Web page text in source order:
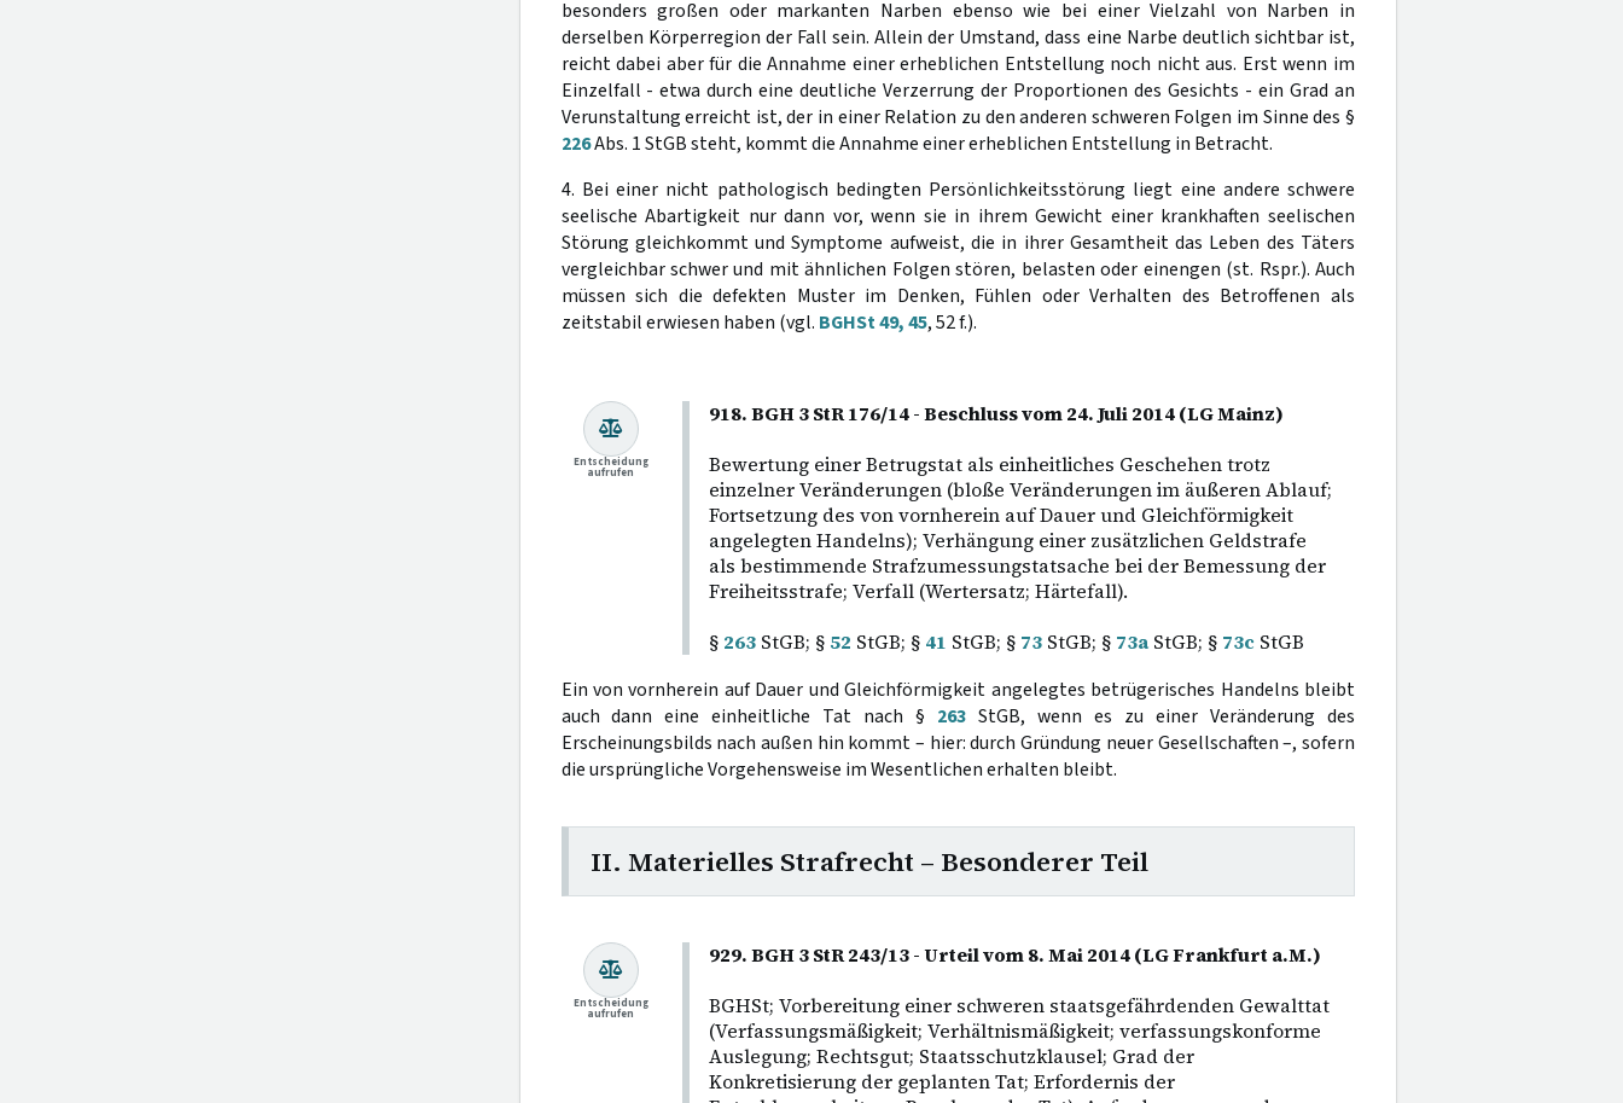
besonders großen oder markanten Narben ebenso wie bei einer Vielzahl von Narben in
derselben Körperregion der Fall sein. Allein der Umstand, dass eine Narbe deutlich sichtbar ist,
reicht dabei aber für die Annahme einer erheblichen Entstellung noch nicht aus. Erst wenn im
Einzelfall - etwa durch eine deutliche Verzerrung der Proportionen des Gesichts - ein Grad an
Verunstaltung erreicht ist, der in einer Relation zu den anderen schweren Folgen im Sinne des §
226Abs. 1 StGB steht, kommt die Annahme einer erheblichen Entstellung in Betracht.
4. Bei einer nicht pathologisch bedingten Persönlichkeitsstörung liegt eine andere schwere
seelische Abartigkeit nur dann vor, wenn sie in ihrem Gewicht einer krankhaften seelischen
Störung gleichkommt und Symptome aufweist, die in ihrer Gesamtheit das Leben des Täters
vergleichbar schwer und mit ähnlichen Folgen stören, belasten oder einengen (st. Rspr.). Auch
müssen sich die defekten Muster im Denken, Fühlen oder Verhalten des Betroffenen als
zeitstabil erwiesen haben (vgl. BGHSt 49, 45, 52 f.).
918. BGH 3 StR 176/14 - Beschluss vom 24. Juli 2014 (LG Mainz)
Bewertung einer Betrugstat als einheitliches Geschehen trotz
einzelner Veränderungen (bloße Veränderungen im äußeren Ablauf;
Fortsetzung des von vornherein auf Dauer und Gleichförmigkeit
angelegten Handelns); Verhängung einer zusätzlichen Geldstrafe
als bestimmende Strafzumessungstatsache bei der Bemessung der
Freiheitsstrafe; Verfall (Wertersatz; Härtefall).
§ 263StGB; § 52 StGB; § 41 StGB; § 73StGB; § 73aStGB; § 73cStGB
Entscheidung
aufrufen
Ein von vornherein auf Dauer und Gleichförmigkeit angelegtes betrügerisches Handelns bleibt
auch dann eine einheitliche Tat nach § 263 StGB, wenn es zu einer Veränderung des
Erscheinungsbilds nach außen hin kommt – hier: durch Gründung neuer Gesellschaften –, sofern
die ursprüngliche Vorgehensweise im Wesentlichen erhalten bleibt.
II. Materielles Strafrecht – Besonderer Teil
929. BGH 3 StR 243/13 - Urteil vom 8. Mai 2014 (LG Frankfurt a.M.)
BGHSt; Vorbereitung einer schweren staatsgefährdenden Gewalttat
(Verfassungsmäßigkeit; Verhältnismäßigkeit; verfassungskonforme
Auslegung; Rechtsgut; Staatsschutzklausel; Grad der
Konkretisierung der geplanten Tat; Erfordernis der
Entscheidung
aufrufen